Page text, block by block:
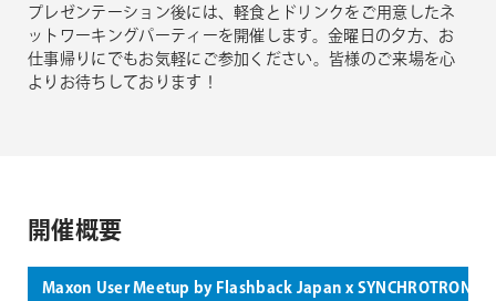
プレゼンテーション後には、軽食とドリンクをご用意したネ
ットワーキングパーティーを開催します。金曜日の夕方、お
仕事帰りにでもお気軽にご参加ください。皆様のご来場を心
よりお待ちしております！
開催概要
Maxon User Meetup by Flashback Japan x SYNCHROTRON